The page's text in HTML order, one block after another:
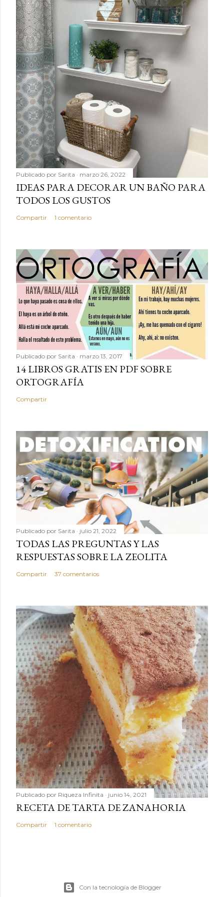
Publicado por Sarita marzo 26, 2022
IDEAS PARA DECORAR UN BAÑO PARA
TODOS LOS GUSTOS
Compartir 1 comentario
Publicado por Sarita marzo 13, 2017
14 LIBROS GRATIS EN PDF SOBRE
ORTOGRAFÍA
Compartir
Publicado por Sarita julio 21, 2022
TODAS LAS PREGUNTAS Y LAS
RESPUESTAS SOBRE LA ZEOLITA
Compartir 37 comentarios
Publicado por Riqueza Infinita junio 14, 2021
RECETA DE TARTA DE ZANAHORIA
Compartir 1 comentario
Con la tecnología de Blogger